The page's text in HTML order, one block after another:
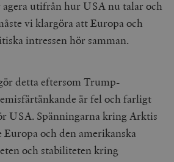
utifrån hur USA nu talar och
vi klargöra att Europa och
intressen hör samman.
detta eftersom Trump-
är fel och farligt
USA. Spänningarna kring Arktis
Europa och den amerikanska
och stabiliteten kring